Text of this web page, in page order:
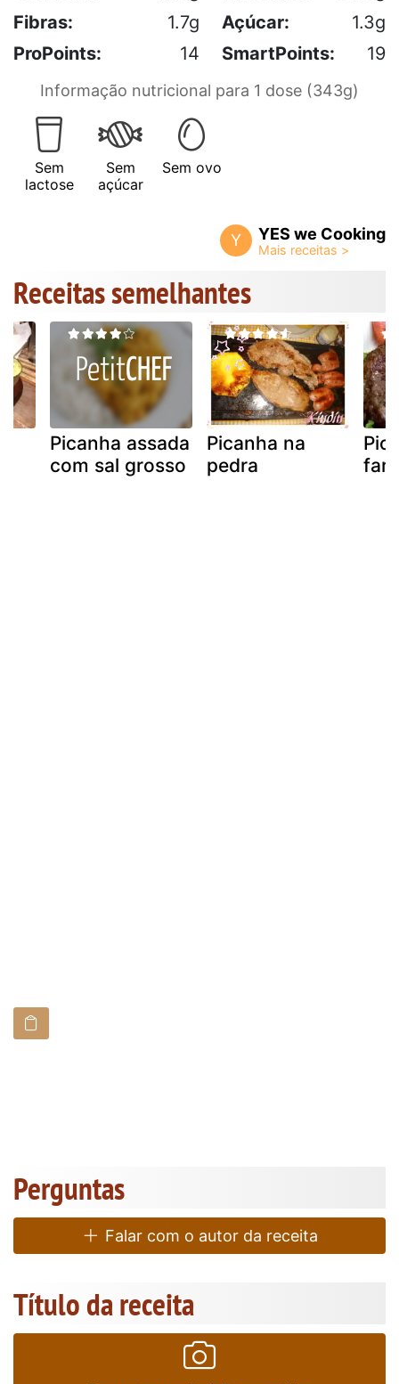
Fibras:
1.7g Açúcar:
1.3g
ProPoints:
14 SmartPoints: 19
Informação nutricional para 1 dose (343g)
Sem
lactose
Sem
açúcar
Sem ovo
Y YES we Cooking
Receitas semelhantes
Picanha assada
com sal grosso
Picanha na
pedra
Perguntas
Falar com o autor da receita
Título da receita